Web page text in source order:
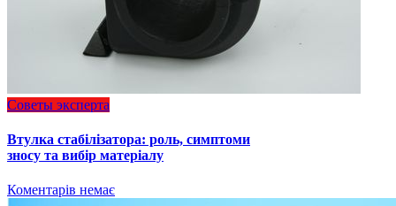
Советы эксперта
Втулка стабілізатора: роль, симптоми
зносу та вибір матеріалу
Коментарів немає